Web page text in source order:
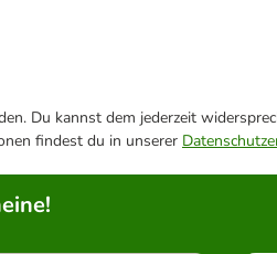
Du kannst dem jederzeit
findest du in unserer